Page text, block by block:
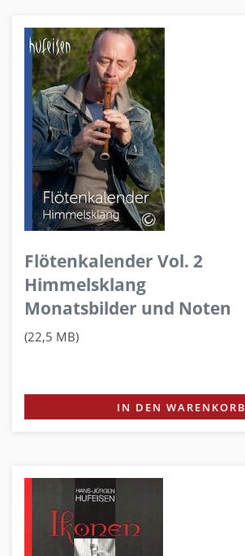
Flötenkalender Vol. 2
Himmelsklang
Monatsbilder und Noten
(22,5 MB)
IN DEN WARENKORB